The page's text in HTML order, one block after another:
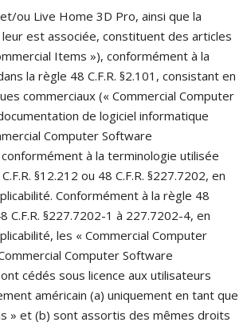
ou Live Home 3D Pro, ainsi que la
est associée, constituent des articles
Items »), conformément à la
la règle 48 C.F.R. §2.101, consistant en
commerciaux (« Commercial Computer
de logiciel informatique
Computer Software
à la terminologie utilisée
§12.212 ou 48 C.F.R. §227.7202, en
Conformément à la règle 48
C.F.R. §227.7202-1 à 227.7202-4, en
les « Commercial Computer
Computer Software
cédés sous licence aux utilisateurs
américain (a) uniquement en tant que
» et (b) sont assortis des mêmes droits